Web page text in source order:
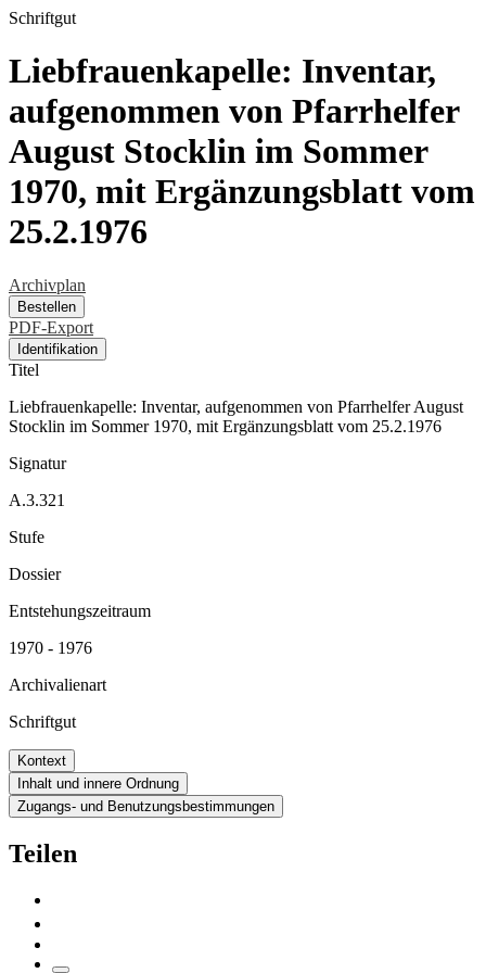
Schriftgut
Liebfrauenkapelle: Inventar,
aufgenommen von Pfarrhelfer
August Stocklin im Sommer
1970, mit Ergänzungsblatt vom
25.2.1976
Archivplan
Bestellen
PDF-Export
Identifikation
Titel
Liebfrauenkapelle: Inventar, aufgenommen von Pfarrhelfer August
Stocklin im Sommer 1970, mit Ergänzungsblatt vom 25.2.1976
Signatur
A.3.321
Stufe
Dossier
Entstehungszeitraum
1970 - 1976
Archivalienart
Schriftgut
Kontext
Inhalt und innere Ordnung
Zugangs- und Benutzungsbestimmungen
Teilen